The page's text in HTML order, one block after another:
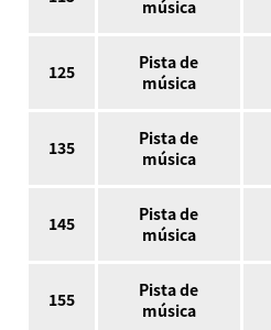
música
125
Pista de
música
135
Pista de
música
145
Pista de
música
155
Pista de
música